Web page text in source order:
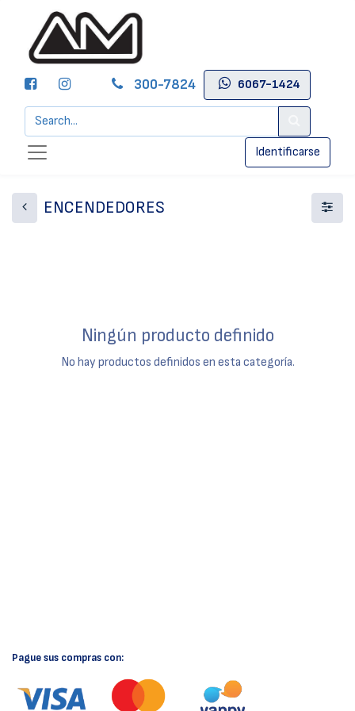
300-7824 6067-1424
Identificarse
ENCENDEDORES
Ningún producto definido
No hay productos definidos en esta categoría.
Pague sus compras con: